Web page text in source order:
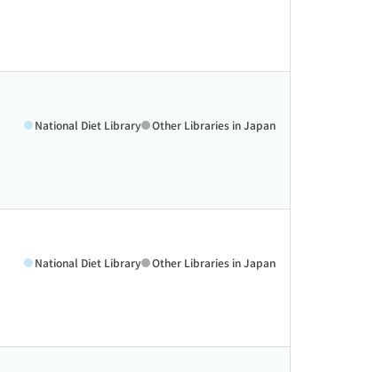
National Diet Library Other Libraries in Japan
National Diet Library Other Libraries in Japan